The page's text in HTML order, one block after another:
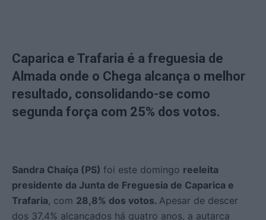
Caparica e Trafaria é a freguesia de
Almada onde o Chega alcança o melhor
resultado, consolidando-se como
segunda força com 25% dos votos.
Sandra Chaíça (PS) foi este domingo reeleita
presidente da Junta de Freguesia de Caparica e
Trafaria, com 28,8% dos votos. Apesar de descer
dos 37,4% alcançados há quatro anos, a autarca